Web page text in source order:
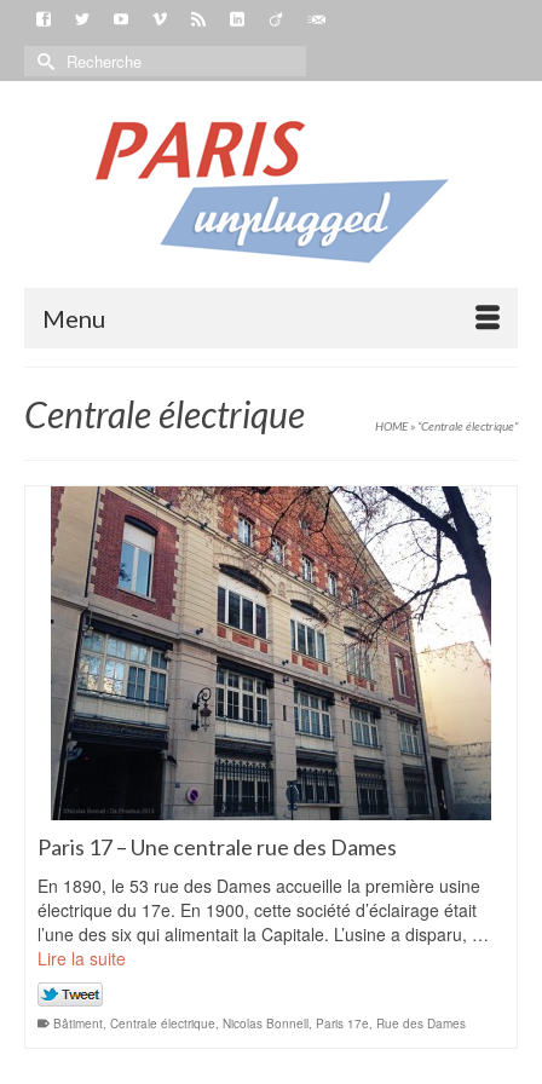
Menu
Centrale électrique HOME» “Centrale électrique“
Paris 17 – Une centrale rue des Dames
En 1890, le 53 rue des Dames accueille la première usine
électrique du 17e. En 1900, cette société d’éclairage était
l’une des six qui alimentait la Capitale. L’usine a disparu, …
Lire la suite
Bâtiment, Centrale électrique, Nicolas Bonnell, Paris 17e, Rue des Dames